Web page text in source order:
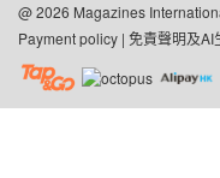
@ 2026 Magazines
Payment policy | 免責聲明及AI